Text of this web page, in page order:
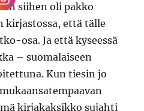
siihen oli pakko
kirjastossa, että tälle
osa. Ja että kyseessä
– suomalaiseen
Kun tiesin jo
kirjakaksikko sujahti